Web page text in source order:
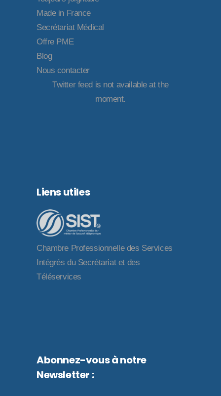
Made in France
Secrétariat Médical
Offre PME
Blog
Nous contacter
Twitter feed is not available at the
moment.
Liens utiles
Chambre Professionnelle des Services
Intégrés du Secrétariat et des
Téléservices
Abonnez-vous à notre
Newsletter :